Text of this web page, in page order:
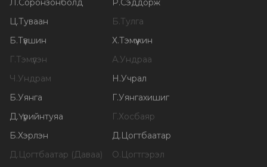
Ц.Туваан Б.Тулга
Б.Түвшин Х.Тэмүүжин
Г.Тэмүүлэн А.Ундраа
Ч.Ундрам Н.Учрал
Б.Уянга Г.Уянгахишиг
Д.Үүрийнтуяа Г.Хосбаяр
Б.Хэрлэн Д.Цогтбаатар
Д.Цогтбаатар (Даваа) О.Цогтгэрэл